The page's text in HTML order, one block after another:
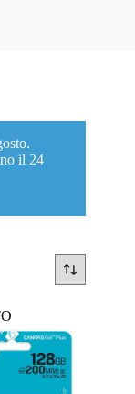
il 24